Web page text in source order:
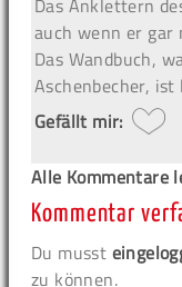
auch wenn er
Das Wandbuch,
Aschenbecher, ist
Gefällt mir:
Alle Kommentare
Kommentar
Du musst
zu können.